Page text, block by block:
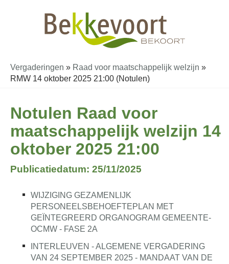
Vergaderingen » Raad voor maatschappelijk welzijn »
RMW 14 oktober 2025 21:00 (Notulen)
Notulen Raad voor
maatschappelijk welzijn 14
oktober 2025 21:00
Publicatiedatum: 25/11/2025
WIJZIGING GEZAMENLIJK
PERSONEELSBEHOEFTEPLAN MET
GEÏNTEGREERD ORGANOGRAM GEMEENTE-
OCMW - FASE 2A
INTERLEUVEN - ALGEMENE VERGADERING
VAN 24 SEPTEMBER 2025 - MANDAAT VAN DE